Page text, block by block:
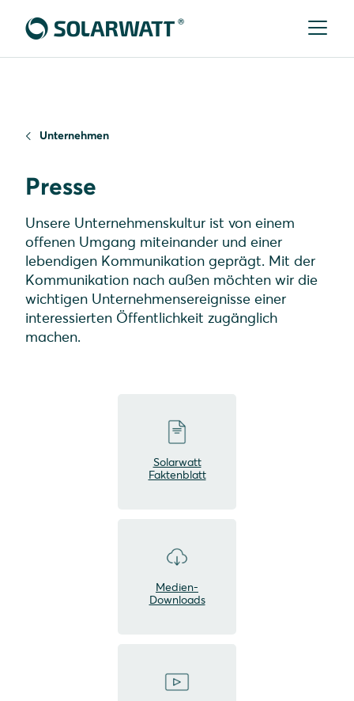
Unternehmen
Presse
Unsere Unternehmenskultur ist von einem
offenen Umgang miteinander und einer
lebendigen Kommunikation geprägt. Mit der
Kommunikation nach außen möchten wir die
wichtigen Unternehmensereignisse einer
interessierten Öffentlichkeit zugänglich
machen.
Solarwatt
Faktenblatt
Medien-
Downloads